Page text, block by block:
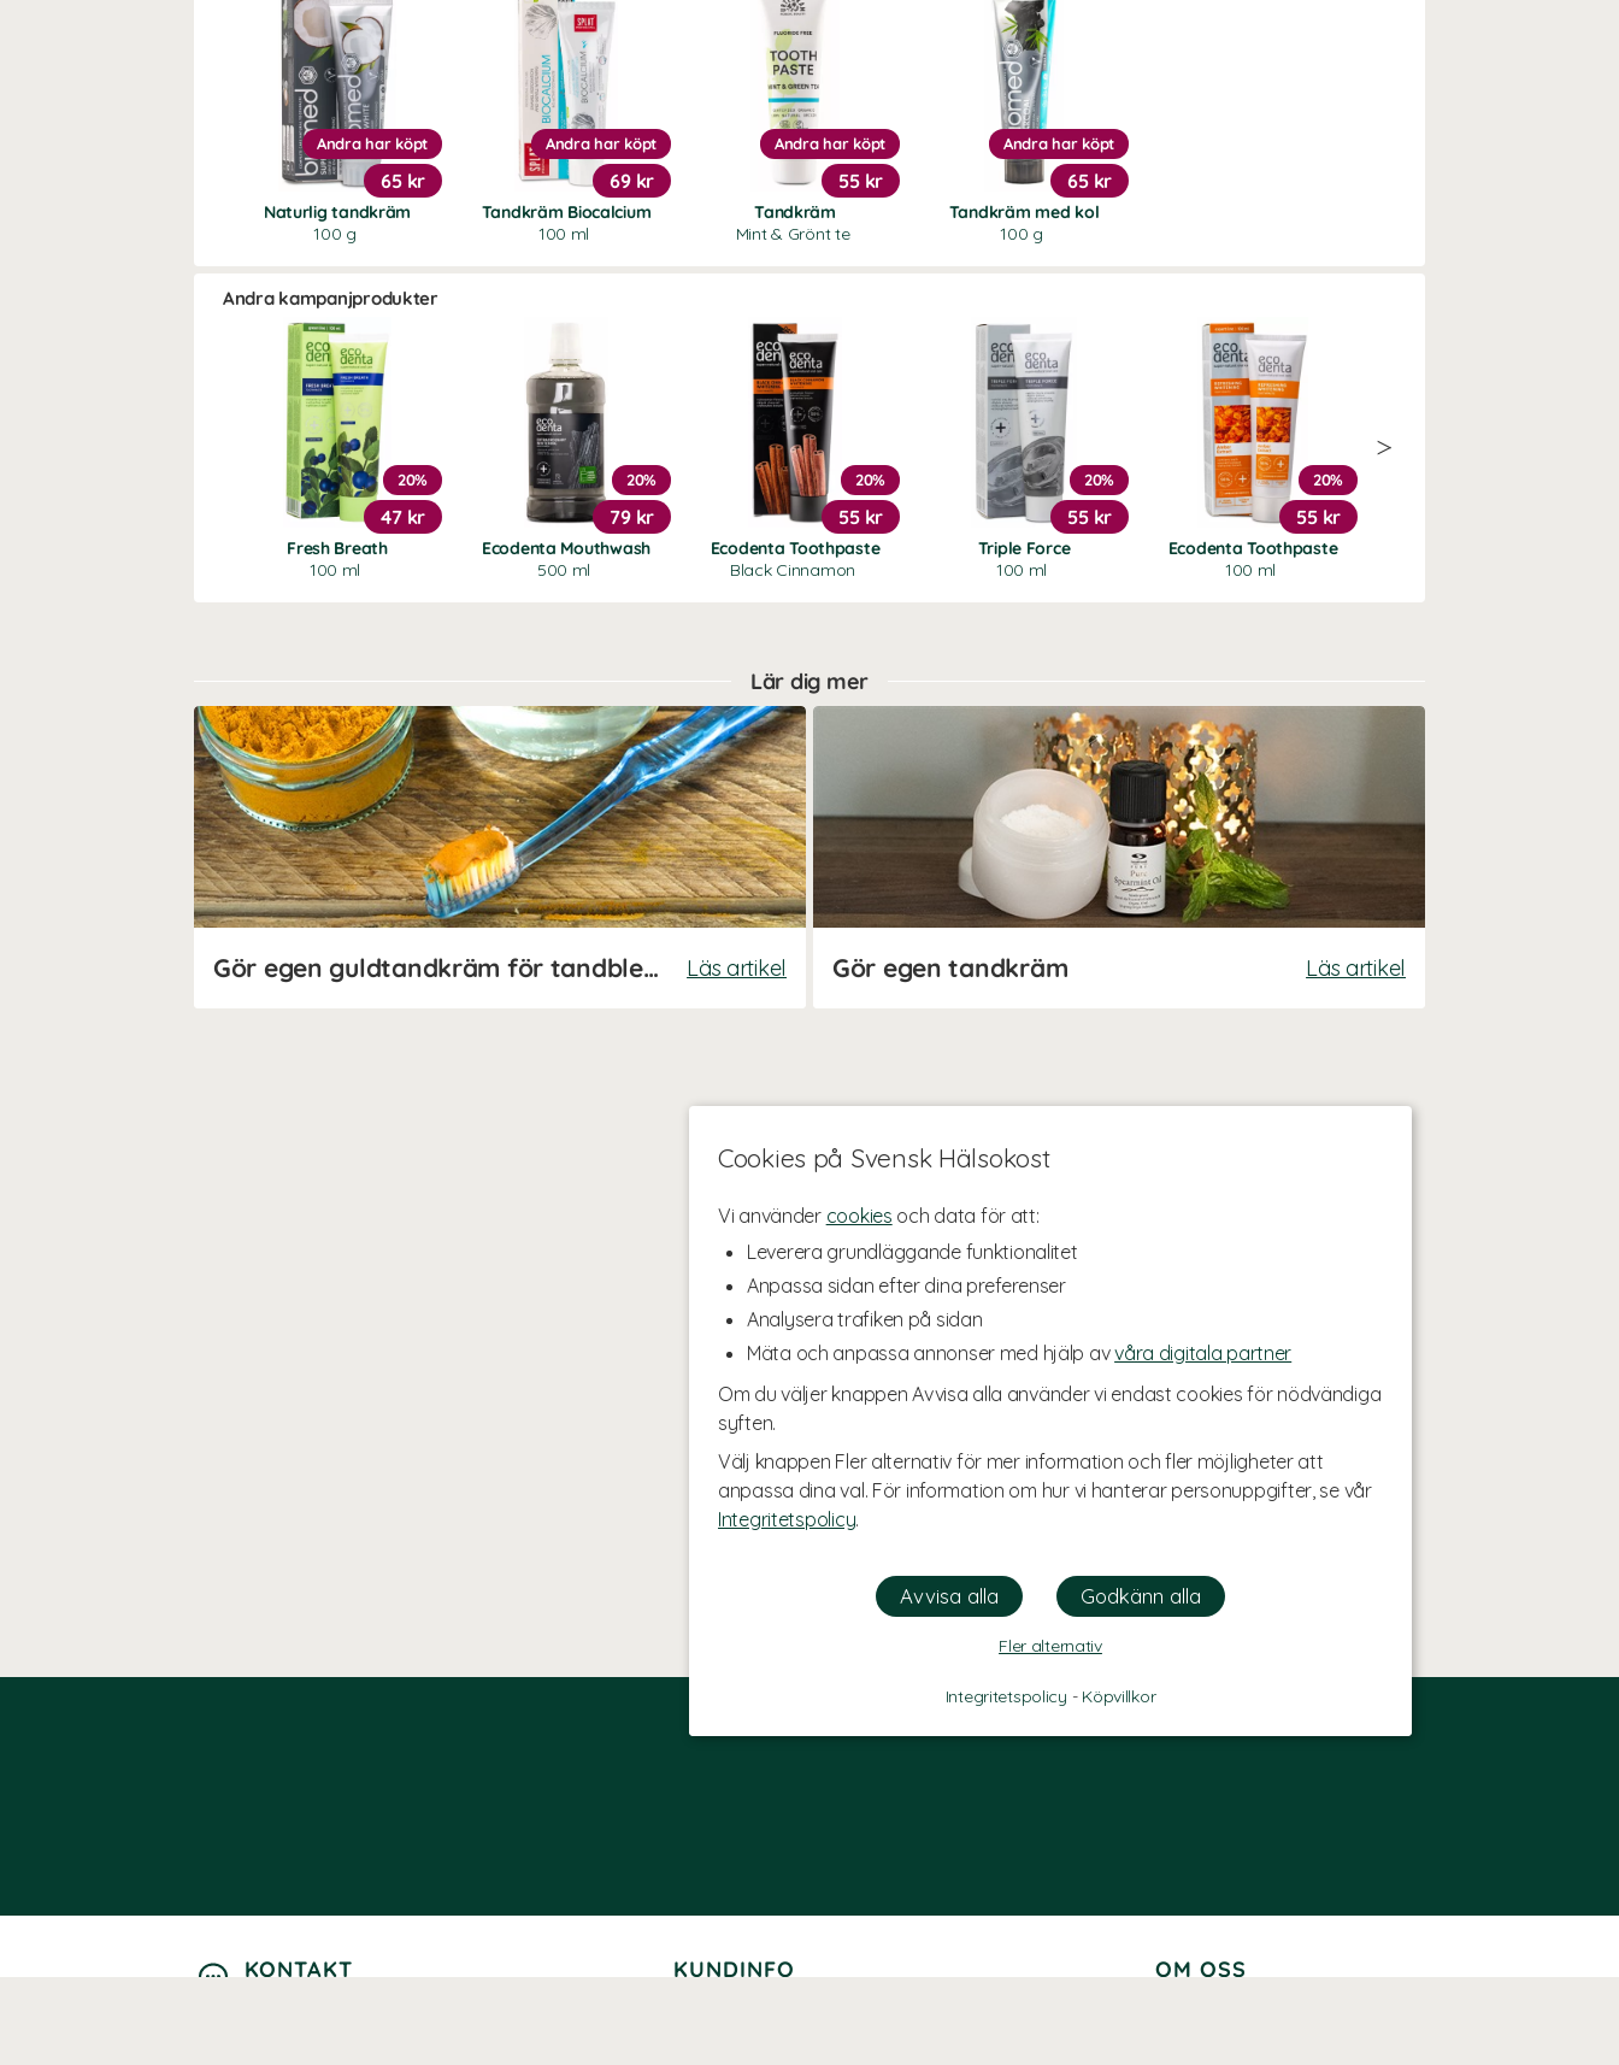
Cookies på Svensk Hälsokost
Vi använder cookies och data för att:
Leverera grundläggande funktionalitet
Anpassa sidan efter dina preferenser
Analysera trafiken på sidan
Mäta och anpassa annonser med hjälp avvåra digitala partner
Om du väljer knappen Avvisa alla använder vi endast cookies för nödvändiga
syften.
Välj knappen Fler alternativ för mer information och fler möjligheter att
anpassa dina val. För information om hur vi hanterar personuppgifter, se vår
Integritetspolicy.
Fler alternativ
Integritetspolicy - Köpvillkor
Naturlig tandkräm
100 g
Andra har köpt
65 kr
Tandkräm Biocalcium
100 ml
Andra har köpt
69 kr
Tandkräm
Mint & Grönt te
Andra har köpt
55 kr
Tandkräm med kol
100 g
Andra har köpt
65 kr
Andra kampanjprodukter
Fresh Breath
100 ml
20%
47 kr
Ecodenta Mouthwash
500 ml
20%
79 kr
Ecodenta Toothpaste
Black Cinnamon
20%
55 kr
Triple Force
100 ml
20%
55 kr
Ecodenta Toothpaste
100 ml
20%
55 kr
Lär dig mer
Gör egen guldtandkräm för tandblekning Läs artikel Gör egen tandkräm Läs artikel
KONTAKT KUNDINFO OM OSS